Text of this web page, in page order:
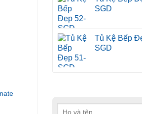
SGD
Tủ Kệ Bếp
SGD